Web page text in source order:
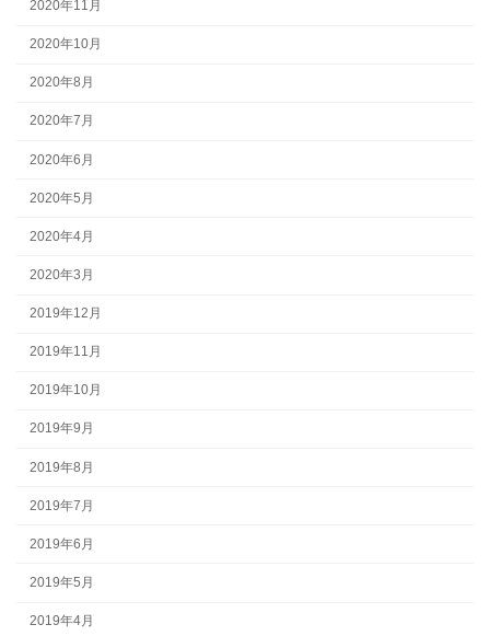
2020年11月
2020年10月
2020年8月
2020年7月
2020年6月
2020年5月
2020年4月
2020年3月
2019年12月
2019年11月
2019年10月
2019年9月
2019年8月
2019年7月
2019年6月
2019年5月
2019年4月